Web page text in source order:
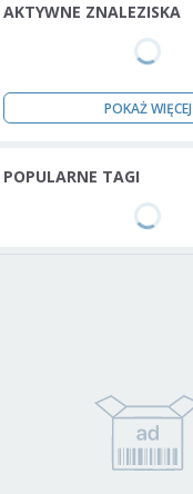
AKTYWNE ZNALEZISKA
POKAŻ WIĘCEJ
POPULARNE TAGI